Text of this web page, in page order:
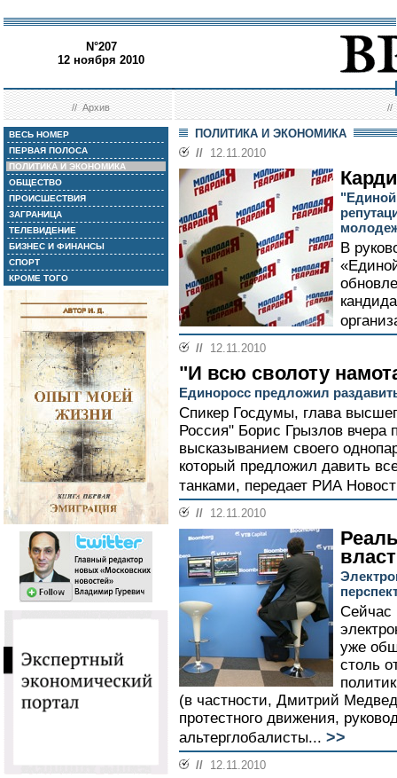
N°207
12 ноября 2010
//Архив //
ВЕСЬ НОМЕР
ПЕРВАЯ ПОЛОСА
ПОЛИТИКА И ЭКОНОМИКА
ОБЩЕСТВО
ПРОИСШЕСТВИЯ
ЗАГРАНИЦА
ТЕЛЕВИДЕНИЕ
БИЗНЕС И ФИНАНСЫ
СПОРТ
КРОМЕ ТОГО
ПОЛИТИКА И ЭКОНОМИКА
// 12.11.2010
В
// 12.11.2010
"И всю сволоту
Единоросс предложил
Спикер Госдумы, глава
Россия" Борис Грызлов вчера
высказыванием своего
который предложил давить
танками, передает РИА
// 12.11.2010
Сейчас
уже
столь
(в частности, Дмитрий
протестного движения,
альтерглобалисты... >>
// 12.11.2010